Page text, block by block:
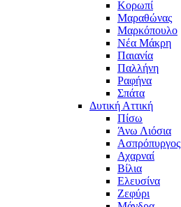
Κορωπί
Μαραθώνας
Μαρκόπουλο
Νέα Μάκρη
Παιανία
Παλλήνη
Ραφήνα
Σπάτα
Δυτική Αττική
Πίσω
Άνω Λιόσια
Ασπρόπυργος
Αχαρναί
Βίλια
Ελευσίνα
Ζεφύρι